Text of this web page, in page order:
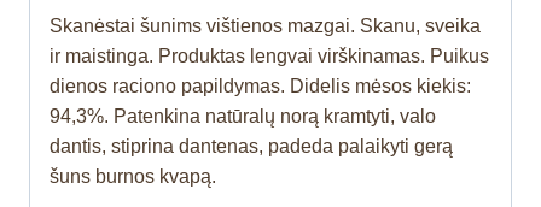
Skanėstai šunims vištienos mazgai. Skanu, sveika
ir maistinga. Produktas lengvai virškinamas. Puikus
dienos raciono papildymas. Didelis mėsos kiekis:
94,3%. Patenkina natūralų norą kramtyti, valo
dantis, stiprina dantenas, padeda palaikyti gerą
šuns burnos kvapą.